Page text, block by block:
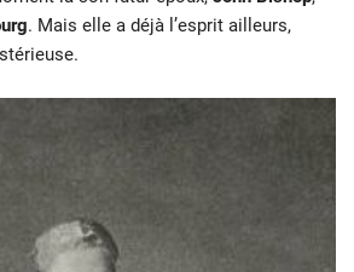
. Mais elle a déjà l’esprit ailleurs,